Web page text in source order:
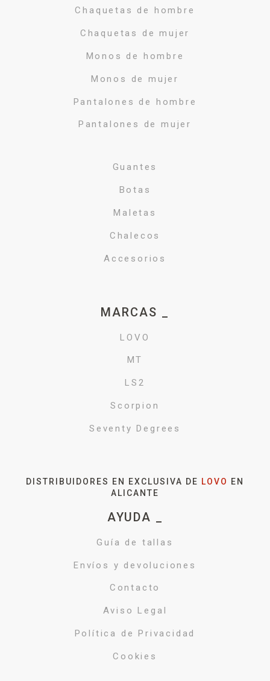
Chaquetas de hombre
Chaquetas de mujer
Monos de hombre
Monos de mujer
Pantalones de hombre
Pantalones de mujer
Guantes
Botas
Maletas
Chalecos
Accesorios
MARCAS _
LOVO
MT
LS2
Scorpion
Seventy Degrees
DISTRIBUIDORES EN EXCLUSIVA DE LOVO
EN
ALICANTE
AYUDA _
Guía de tallas
Envíos y devoluciones
Contacto
Aviso Legal
Política de Privacidad
Cookies